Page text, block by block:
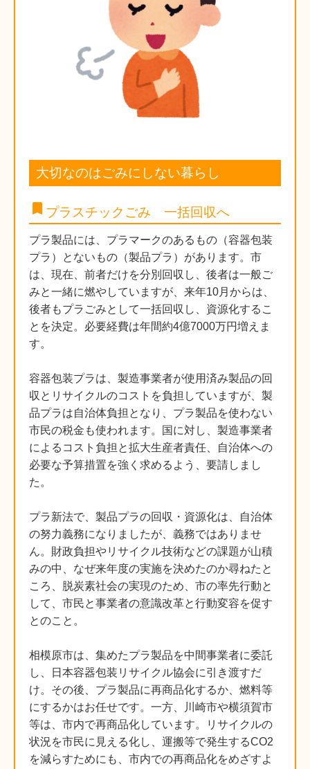
大切なのはごみにしない暮らし
bookmark プラスチックごみ 一括回収へ
プラ製品には、プラマークのあるもの（容器包装
プラ）とないもの（製品プラ）があります。市
は、現在、前者だけを分別回収し、後者は一般ご
みと一緒に燃やしていますが、来年10月からは、
後者もプラごみとして一括回収し、資源化するこ
とを決定。必要経費は年間約4億7000万円増えま
す。
容器包装プラは、製造事業者が使用済み製品の回
収とリサイクルのコストを負担していますが、製
品プラは自治体負担となり、プラ製品を使わない
市民の税金も使われます。国に対し、製造事業者
によるコスト負担と拡大生産者責任、自治体への
必要な予算措置を強く求めるよう、要請しまし
た。
プラ新法で、製品プラの回収・資源化は、自治体
の努力義務になりましたが、義務ではありませ
ん。財政負担やリサイクル技術などの課題が山積
みの中、なぜ来年度の実施を決めたのか尋ねたと
ころ、脱炭素社会の実現のため、市の率先行動と
して、市民と事業者の意識改革と行動変容を促す
とのこと。
相模原市は、集めたプラ製品を中間事業者に委託
し、日本容器包装リサイクル協会に引き渡すだ
け。その後、プラ製品に再商品化するか、燃料等
にするかはお任せです。一方、川崎市や横須賀市
等は、市内で再商品化しています。リサイクルの
状況を市民に見える化し、運搬等で発生するCO2
を減らすためにも、市内での再商品化をめざすよ